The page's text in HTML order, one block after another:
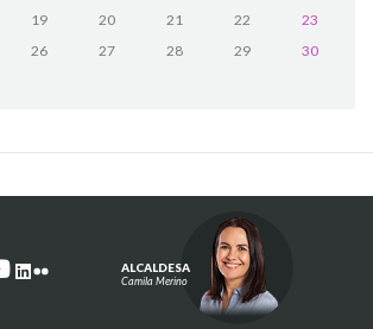
19 20 21 22
23
26 27 28 29
30
ALCALDESA
Camila Merino